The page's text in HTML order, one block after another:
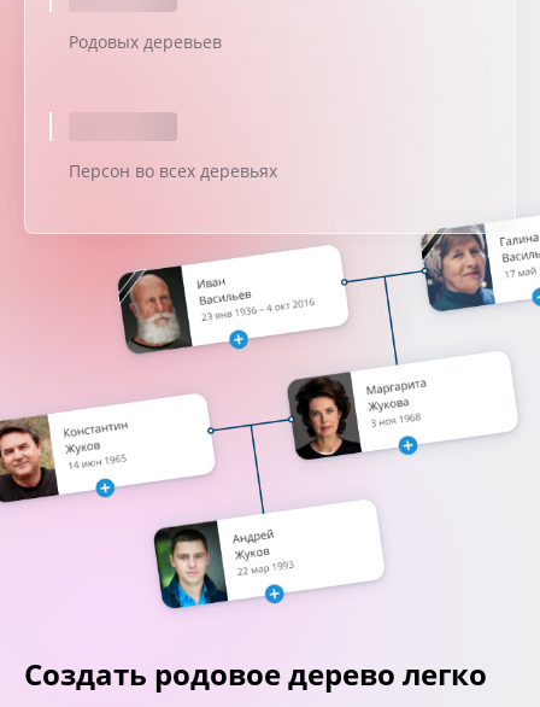
Родовых деревьев
Персон во всех деревьях
Создать родовое дерево легко